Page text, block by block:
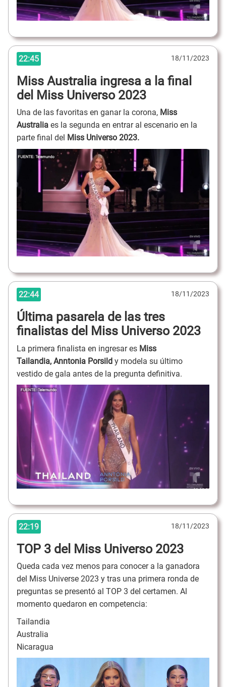
22:45 18/11/2023
Miss Australia ingresa a la final
del Miss Universo 2023
Una de las favoritas en ganar la corona, Miss
Australia es la segunda en entrar al escenario en la
parte final del Miss Universo 2023.
22:44 18/11/2023
Última pasarela de las tres
finalistas del Miss Universo 2023
La primera finalista en ingresar es Miss
Tailandia, Anntonia Porsild y modela su último
vestido de gala antes de la pregunta definitiva.
22:19 18/11/2023
TOP 3 del Miss Universo 2023
Queda cada vez menos para conocer a la ganadora
del Miss Universe 2023 y tras una primera ronda de
preguntas se presentó al TOP 3 del certamen. Al
momento quedaron en competencia:
Tailandia
Australia
Nicaragua